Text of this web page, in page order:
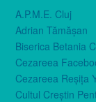
A.P.M.E. Cluj
Adrian Tămăşan
Biserica Betania
Cezareea
Cezareea Reşiţa
Cultul Creştin